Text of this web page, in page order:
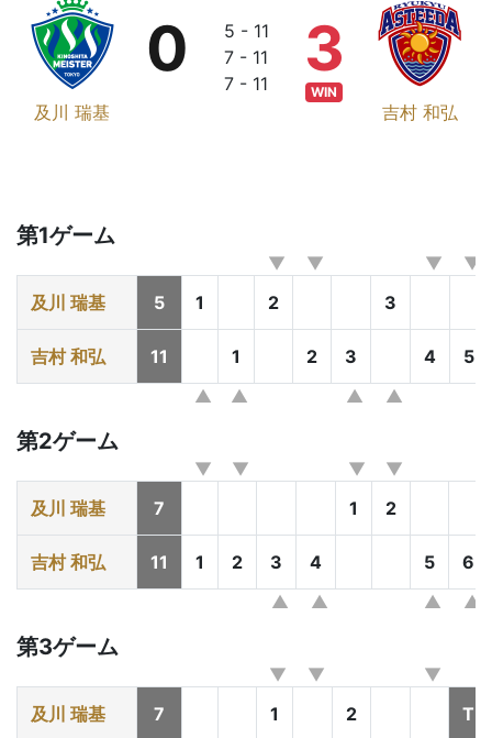
及川 瑞基
0
5 - 11
7 - 11
7 - 11
吉村 和弘
3
WIN
第1ゲーム
及川 瑞基 5 1 2 3
吉村 和弘 11 1 2 3 4 5
第2ゲーム
及川 瑞基 7 1 2
吉村 和弘 11 1 2 3 4 5 6
第3ゲーム
及川 瑞基 7 1 2 T